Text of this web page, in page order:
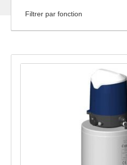
Filtrer par fonction